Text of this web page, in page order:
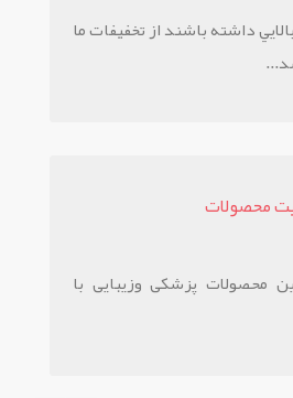
داشته باشند از تخفيفات ما
محصولات
محصولات پزشکی وزیبایی با